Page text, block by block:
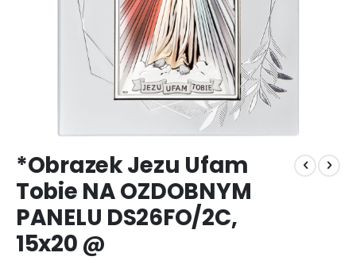
na
początek
galerii
*Obrazek Jezu Ufam
Tobie NA OZDOBNYM
PANELU DS26FO/2C,
15x20 @